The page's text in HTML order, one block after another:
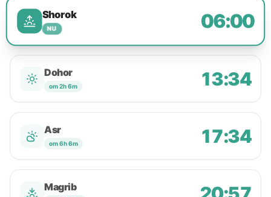
Shorok
NU 06:00
Dohor
om 2h 6m 13:34
Asr
om 6h 6m 17:34
Magrib